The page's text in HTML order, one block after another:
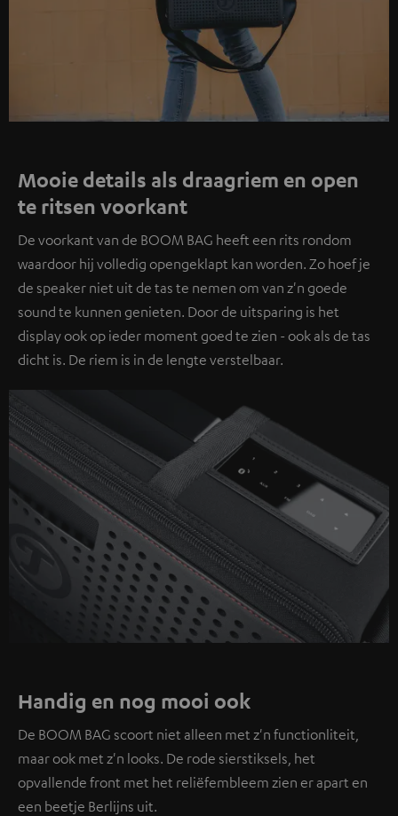
Mooie details als draagriem en open
te ritsen voorkant
De voorkant van de BOOM BAG heeft een rits rondom
waardoor hij volledig opengeklapt kan worden. Zo hoef je
de speaker niet uit de tas te nemen om van z'n goede
sound te kunnen genieten. Door de uitsparing is het
display ook op ieder moment goed te zien - ook als de tas
dicht is. De riem is in de lengte verstelbaar.
Handig en nog mooi ook
De BOOM BAG scoort niet alleen met z'n functionliteit,
maar ook met z'n looks. De rode sierstiksels, het
opvallende front met het reliëfembleem zien er apart en
een beetje Berlijns uit.